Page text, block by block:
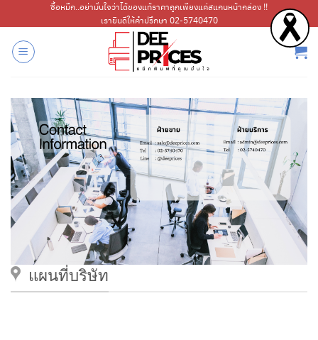
ไป
เนื้อหา
ซื้อหมึก..อย่ามั่นใจว่าได้ของแท้ราคาถูกเพียงแค่สแกนหน้ากล่อง !!
เรายินดีให้คำปรึกษา 02-5740470
แผนที่บริษัท